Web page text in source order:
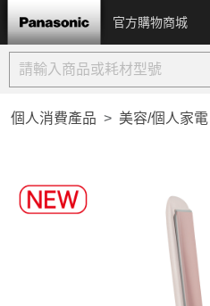
官方購物商城
個人消費產品 美容/個人家電